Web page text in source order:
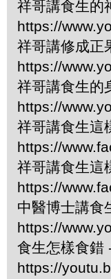
祥哥講食生的
https://
祥哥講修成正
https://
祥哥講食生的
https://
祥哥講食生
https://
祥哥講食生
https://
中醫博士講食
https://
食生怎樣食錯
https://